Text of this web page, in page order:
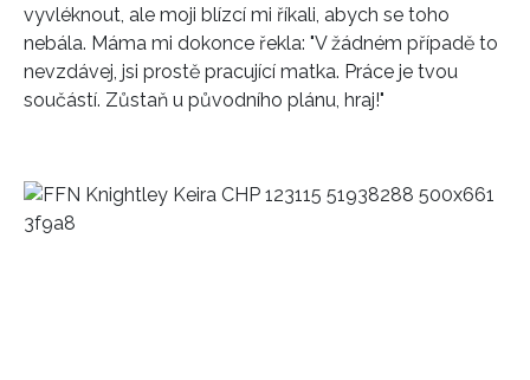
vyvléknout, ale moji blízcí mi říkali, abych se toho
nebála. Máma mi dokonce řekla: "V žádném případě to
nevzdávej, jsi prostě pracující matka. Práce je tvou
součástí. Zůstaň u původního plánu, hraj!"